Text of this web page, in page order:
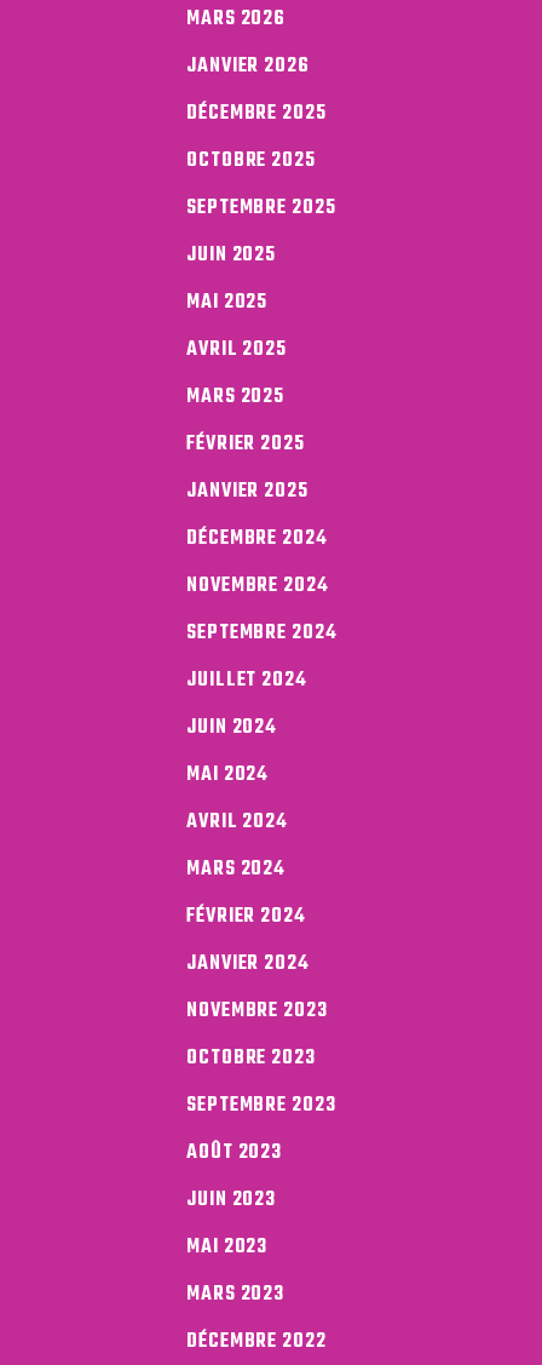
MARS 2026
JANVIER 2026
DÉCEMBRE 2025
OCTOBRE 2025
SEPTEMBRE 2025
JUIN 2025
MAI 2025
AVRIL 2025
MARS 2025
FÉVRIER 2025
JANVIER 2025
DÉCEMBRE 2024
NOVEMBRE 2024
SEPTEMBRE 2024
JUILLET 2024
JUIN 2024
MAI 2024
AVRIL 2024
MARS 2024
FÉVRIER 2024
JANVIER 2024
NOVEMBRE 2023
OCTOBRE 2023
SEPTEMBRE 2023
AOÛT 2023
JUIN 2023
MAI 2023
MARS 2023
DÉCEMBRE 2022